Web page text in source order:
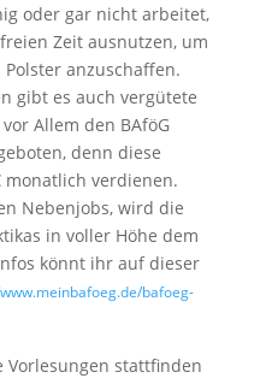
oder gar nicht arbeitet,
Zeit ausnutzen, um
anzuschaffen.
gibt es auch vergütete
Allem den BAföG
denn diese
verdienen.
Nebenjobs, wird die
in voller Höhe dem
könnt ihr auf dieser
bafoeg-
stattfinden